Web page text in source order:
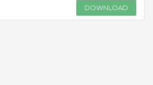
DOWNLOAD